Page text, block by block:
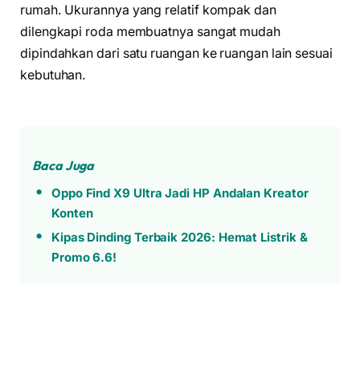
rumah. Ukurannya yang relatif kompak dan
dilengkapi roda membuatnya sangat mudah
dipindahkan dari satu ruangan ke ruangan lain sesuai
kebutuhan.
Baca Juga
Oppo Find X9 Ultra Jadi HP Andalan Kreator
Konten
Kipas Dinding Terbaik 2026: Hemat Listrik &
Promo 6.6!